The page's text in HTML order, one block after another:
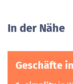
In der Nähe
Geschäfte